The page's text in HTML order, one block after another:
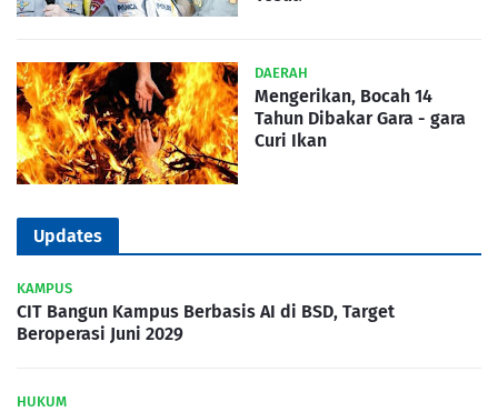
DAERAH
Mengerikan, Bocah 14
Tahun Dibakar Gara - gara
Curi Ikan
Updates
KAMPUS
CIT Bangun Kampus Berbasis AI di BSD, Target
Beroperasi Juni 2029
HUKUM